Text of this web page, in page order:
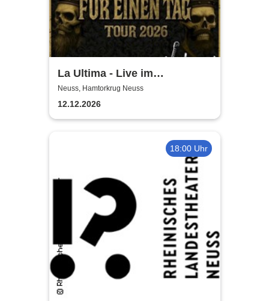
La Ultima - Live im
Hamtorkrug! | Könige für
einen Tag
Neuss, Hamtorkrug Neuss
12.12.2026
18:00 Uhr